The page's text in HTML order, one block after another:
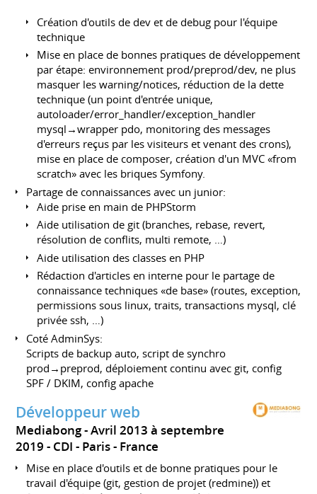
Création d'outils de dev et de debug pour l'équipe
technique
Mise en place de bonnes pratiques de développement
par étape: environnement prod/preprod/dev, ne plus
masquer les warning/notices, réduction de la dette
technique (un point d'entrée unique,
autoloader/error_handler/exception_handler
mysql→wrapper pdo, monitoring des messages
d'erreurs reçus par les visiteurs et venant des crons),
mise en place de composer, création d'un MVC «from
scratch» avec les briques Symfony.
Partage de connaissances avec un junior:
Aide prise en main de PHPStorm
Aide utilisation de git (branches, rebase, revert,
résolution de conflits, multi remote, …)
Aide utilisation des classes en PHP
Rédaction d'articles en interne pour le partage de
connaissance techniques «de base» (routes, exception,
permissions sous linux, traits, transactions mysql, clé
privée ssh, …)
Coté AdminSys:
Scripts de backup auto, script de synchro
prod→preprod, déploiement continu avec git, config
SPF / DKIM, config apache
Développeur web
Mediabong Avril 2013 à septembre
2019 CDI Paris France
Mise en place d'outils et de bonne pratiques pour le
travail d'équipe (git, gestion de projet (redmine)) et